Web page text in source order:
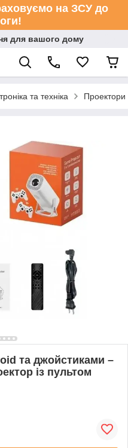
на ЗСУ до
для вашого дому
та техніка Проектори
та джойстиками –
із пультом